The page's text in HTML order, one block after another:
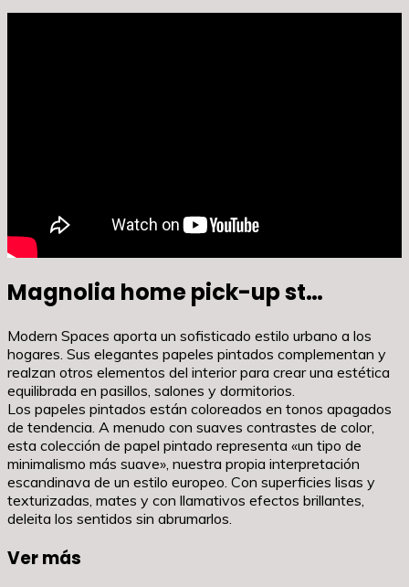
Magnolia home pick-up st…
Modern Spaces aporta un sofisticado estilo urbano a los
hogares. Sus elegantes papeles pintados complementan y
realzan otros elementos del interior para crear una estética
equilibrada en pasillos, salones y dormitorios.
Los papeles pintados están coloreados en tonos apagados
de tendencia. A menudo con suaves contrastes de color,
esta colección de papel pintado representa «un tipo de
minimalismo más suave», nuestra propia interpretación
escandinava de un estilo europeo. Con superficies lisas y
texturizadas, mates y con llamativos efectos brillantes,
deleita los sentidos sin abrumarlos.
Ver más